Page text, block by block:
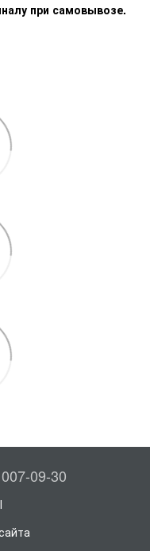
при самовывозе.
09-30